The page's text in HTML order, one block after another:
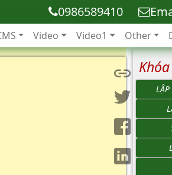
0986589410
Video Video1 Other
LẬP